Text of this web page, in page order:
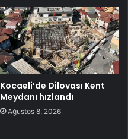
Kocaeli’de Dilovası Kent
Meydanı hızlandı
Ağustos 8, 2026